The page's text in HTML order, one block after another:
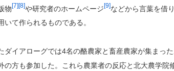
物[7][8]や研究者のホームページ[9]などから言葉を借
て作られるものである。
ダイアローグでは4名の酪農家と畜産農家が集まっ
の方も参加した。これら農業者の反応と北大農学院